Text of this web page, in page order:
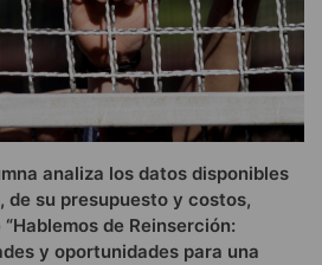
analiza los datos disponibles
su presupuesto y costos,
de Reinserción:
y oportunidades para una